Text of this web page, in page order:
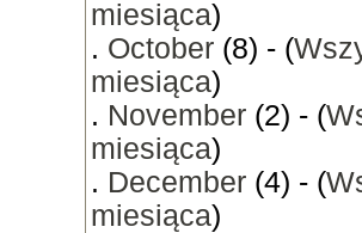
miesiąca)
. October (8) - (
miesiąca)
. November (2) - (
miesiąca)
. December (4) - (
miesiąca)